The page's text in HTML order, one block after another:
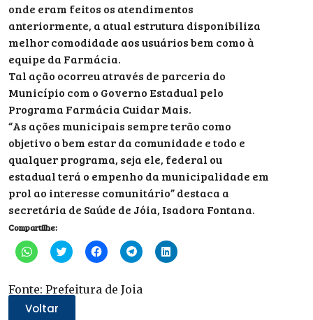
onde eram feitos os atendimentos
anteriormente, a atual estrutura disponibiliza
melhor comodidade aos usuários bem como à
equipe da Farmácia.
Tal ação ocorreu através de parceria do
Município com o Governo Estadual pelo
Programa Farmácia Cuidar Mais.
“As ações municipais sempre terão como
objetivo o bem estar da comunidade e todo e
qualquer programa, seja ele, federal ou
estadual terá o empenho da municipalidade em
prol ao interesse comunitário” destaca a
secretária de Saúde de Jóia, Isadora Fontana.
Compartilhe:
Clique
para
WhatsApp(abre
em
nova
janela)
Clique
para
Twitter(abre
em
Clique
para
Facebook(abre
em
Clique
para
Telegram(abre
em
Clique
para
Fonte: Prefeitura de Joia
Voltar